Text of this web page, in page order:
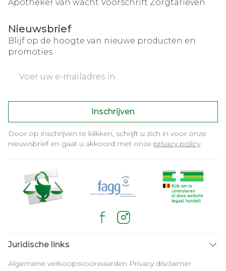
Apotheker van wacht Voorschrift Zorgtarieven
Nieuwsbrief
Blijf op de hoogte van nieuwe producten en
promoties
Inschrijven
Door op inschrijven te klikken, schrijft u zich in voor onze
nieuwsbrief en gaat u akkoord met onze privacy policy.
Juridische links
Algemene verkoopsvoorwaarden Privacy disclaimer